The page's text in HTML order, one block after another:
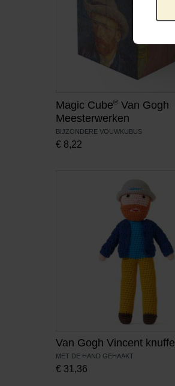
Magic Cube® Van Gogh
Meesterwerken
BIJZONDERE VOUWKUBUS
€ 8,22
Van Gogh Vincent knuffel
MET DE HAND GEHAAKT
€ 31,36